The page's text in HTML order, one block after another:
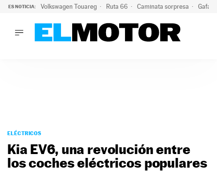
ES NOTICIA: Volkswagen Touareg Ruta 66 Caminata sorpresa Gafas
PODCAST
MOTOS
TECNOLOGÍA
ELÉCTRICOS
Kia EV6, una revolución entre
los coches eléctricos populares